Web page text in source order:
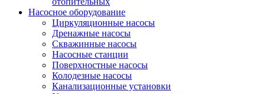
Насосное оборудование
Циркуляционные насосы
Дренажные насосы
Скважинные насосы
Насосные станции
Поверхностные насосы
Колодезные насосы
Канализационные установки